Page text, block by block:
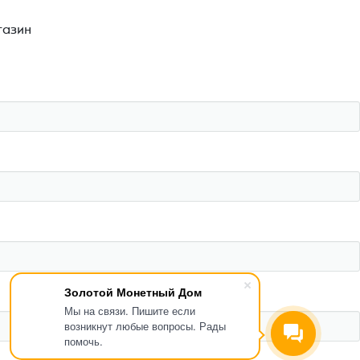
Золотой Монетный Дом
Мы на связи. Пишите если
возникнут любые вопросы. Рады
помочь.